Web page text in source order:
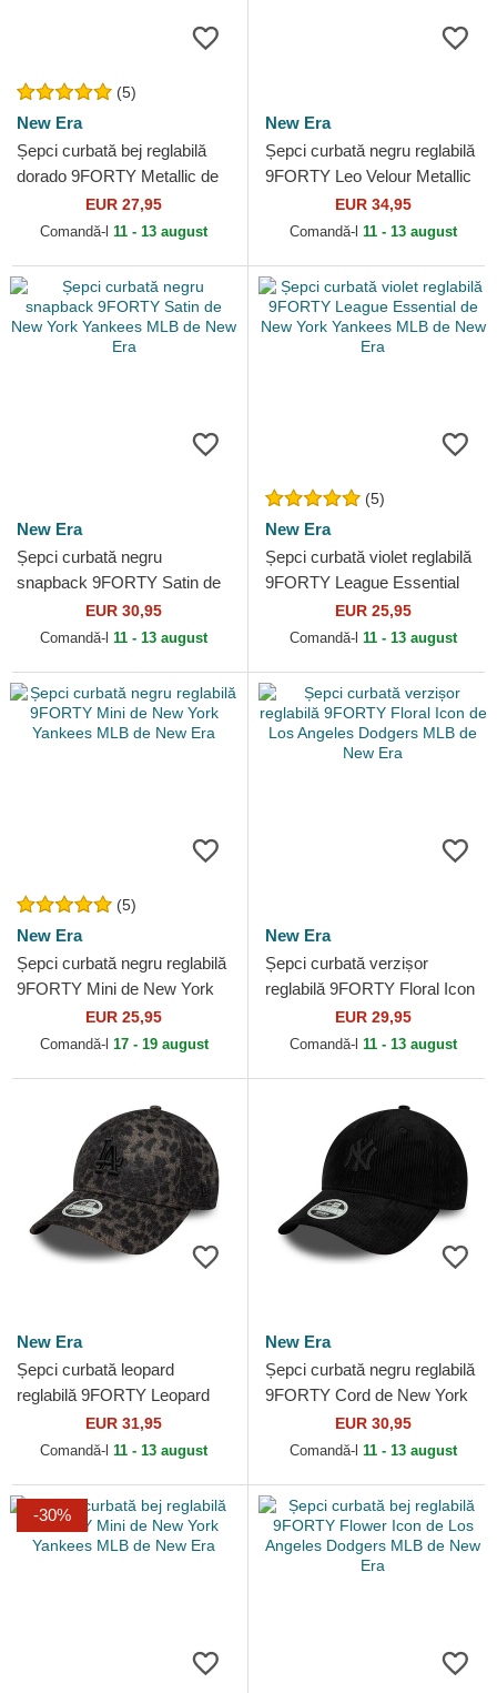
(5)
New Era
Șepci curbată bej reglabilă
dorado 9FORTY Metallic de
New York Yankees MLB de
New Era
EUR 27,95
Comandă-l 11 - 13 august
New Era
Șepci curbată negru reglabilă
9FORTY Leo Velour Metallic
de New York Yankees MLB
de New Era
EUR 34,95
Comandă-l 11 - 13 august
New Era
Șepci curbată negru
snapback 9FORTY Satin de
New York Yankees MLB de
New Era
EUR 30,95
Comandă-l 11 - 13 august
(5)
New Era
Șepci curbată violet reglabilă
9FORTY League Essential
de New York Yankees MLB
de New Era
EUR 25,95
Comandă-l 11 - 13 august
(5)
New Era
Șepci curbată negru reglabilă
9FORTY Mini de New York
Yankees MLB de New Era
EUR 25,95
Comandă-l 17 - 19 august
New Era
Șepci curbată verzișor
reglabilă 9FORTY Floral Icon
de Los Angeles Dodgers
MLB de New Era
EUR 29,95
Comandă-l 11 - 13 august
New Era
Șepci curbată leopard
reglabilă 9FORTY Leopard
Cosy de Los Angeles
Dodgers MLB de New Era
EUR 31,95
Comandă-l 11 - 13 august
New Era
Șepci curbată negru reglabilă
9FORTY Cord de New York
Yankees MLB de New Era
EUR 30,95
Comandă-l 11 - 13 august
-30%